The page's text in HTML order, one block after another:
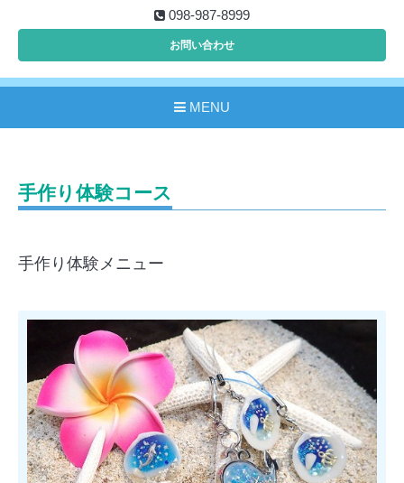
098-987-8999
お問い合わせ
MENU
手作り体験コース
手作り体験メニュー